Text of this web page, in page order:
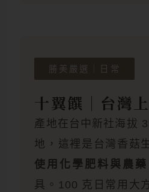
勝美嚴選｜日常
十翼饌｜台灣
產地在台中新社海拔
地，這裡是台灣香菇
使用化學肥料與農藥
具。100 克日常用大